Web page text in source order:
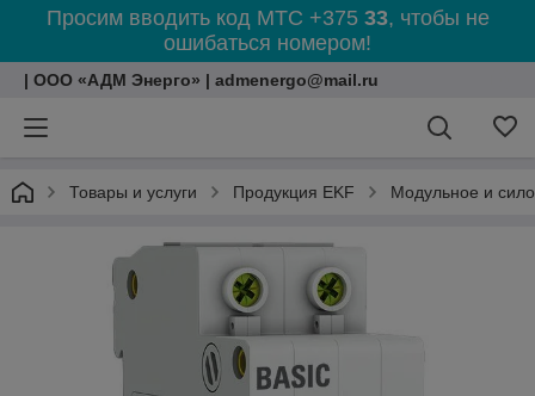
Просим вводить код МТС +375 33, чтобы не
ошибаться номером!
| ООО «АДМ Энерго» | admenergo@mail.ru
Товары и услуги Продукция EKF Модульное и